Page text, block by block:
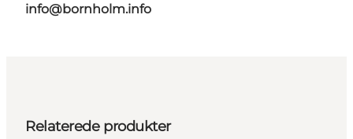
info@bornholm.info
Relaterede produkter